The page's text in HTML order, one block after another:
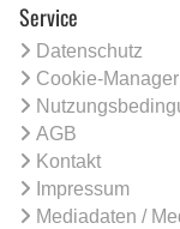
Service
Datenschutz
Cookie-Manager
AGB
Kontakt
Impressum
Mediadaten /